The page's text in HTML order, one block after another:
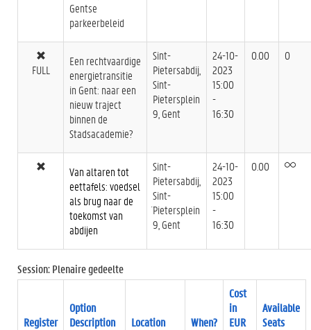
Gentse
parkeerbeleid
FULL
Een rechtvaardige
energietransitie
in Gent: naar een
nieuw traject
binnen de
Stadsacademie?
Sint-
Pietersabdij,
Sint-
Pietersplein
9, Gent
24-10-
2023
15:00
-
16:30
0.00 0
Van altaren tot
eettafels: voedsel
als brug naar de
toekomst van
abdijen
Sint-
Pietersabdij,
Sint-
¨Pietersplein
9, Gent
24-10-
2023
15:00
-
16:30
0.00
Session: Plenaire gedeelte
Register
Option
Description
Location When?
Cost
in
EUR
Available
Seats